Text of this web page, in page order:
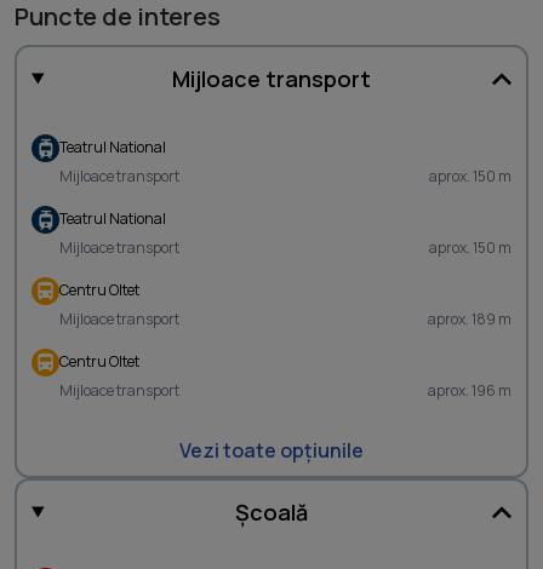
Puncte de interes
Mijloace transport
Teatrul National
Mijloace transport
aprox. 150 m
Teatrul National
Mijloace transport
aprox. 150 m
Centru Oltet
Mijloace transport
aprox. 189 m
Centru Oltet
Mijloace transport
aprox. 196 m
Vezi toate opțiunile
Școală